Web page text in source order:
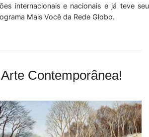
internacionais e nacionais e já teve seu
Mais Você da Rede Globo.
Contemporânea!